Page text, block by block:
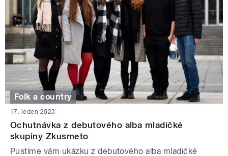
Folk a country
17. leden 2023
Ochutnávka z debutového alba mladičké
skupiny Zkusmeto
Pustíme vám ukázku z debutového alba mladičké